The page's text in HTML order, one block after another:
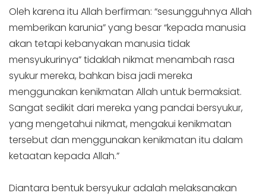
Oleh karena itu Allah berfirman: “sesungguhnya Allah
memberikan karunia” yang besar “kepada manusia
akan tetapi kebanyakan manusia tidak
mensyukurinya” tidaklah nikmat menambah rasa
syukur mereka, bahkan bisa jadi mereka
menggunakan kenikmatan Allah untuk bermaksiat.
Sangat sedikit dari mereka yang pandai bersyukur,
yang mengetahui nikmat, mengakui kenikmatan
tersebut dan menggunakan kenikmatan itu dalam
ketaatan kepada Allah.”
Diantara bentuk bersyukur adalah melaksanakan